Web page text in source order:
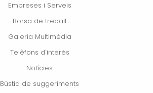
Empreses i Serveis
Borsa de treball
Galeria Multimèdia
Telèfons d'interés
Notícies
Bústia de suggeriments